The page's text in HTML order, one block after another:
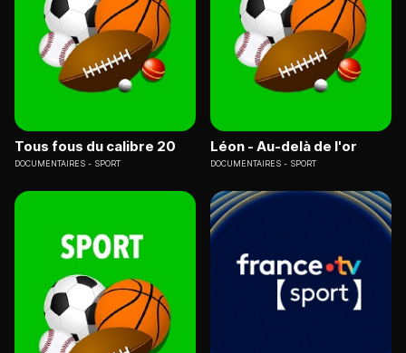
Tous fous du calibre 20
DOCUMENTAIRES SPORT
Léon - Au-delà de l'or
DOCUMENTAIRES SPORT